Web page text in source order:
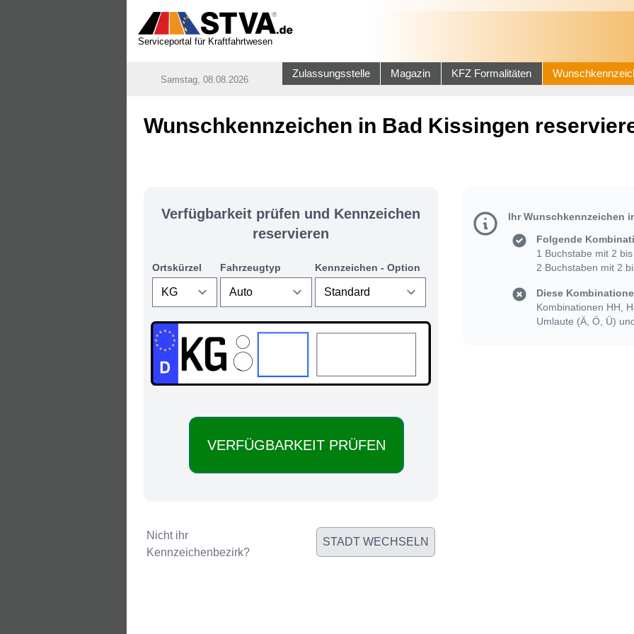
Serviceportal für Kraftfahrtwesen
Samstag, 08.08.2026
Zulassungsstelle Magazin KFZ Formalitäten
Wunschkennzeichen in Bad Kissingen
Verfügbarkeit prüfen und Kennzeichen
reservieren
Ortskürzel Fahrzeugtyp Kennzeichen - Option
KG:
Nicht ihr
Kennzeichenbezirk?
STADT WECHSELN
Ihr Wunschkennzeichen
Folgende
1 Buchstabe mit 2
2 Buchstaben mit 2
Diese
Kombinationen HH,
Umlaute (Ä, Ö, Ü)